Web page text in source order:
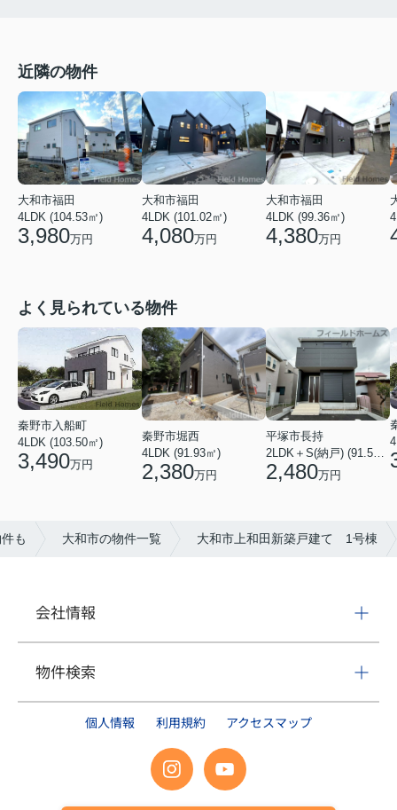
近隣の物件
大和市福田
4LDK (104.53㎡)
3,980万円
大和市福田
4LDK (101.02㎡)
4,080万円
大和市福田
4LDK (99.36㎡)
4,380万円
よく見られている物件
秦野市入船町
4LDK (103.50㎡)
3,490万円
秦野市堀西
4LDK (91.93㎡)
2,380万円
平塚市長持
2LDK＋S(納戸) (91.52㎡)
2,480万円
も 大和市の物件一覧 大和市上和田新築戸建て 1号棟
会社情報
物件検索
個人情報 利用規約 アクセスマップ